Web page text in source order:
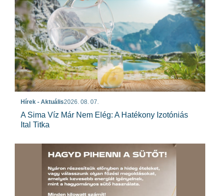
Hírek - Aktuális2026. 08. 07.
A Sima Víz Már Nem Elég: A Hatékony Izotóniás
Ital Titka